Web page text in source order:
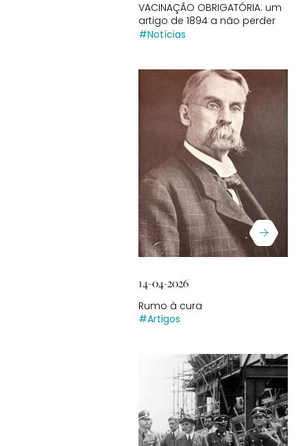
VACINAÇÃO OBRIGATÓRIA: um
artigo de 1894 a não perder
#Notícias
14-04-2026
Rumo à cura
#Artigos